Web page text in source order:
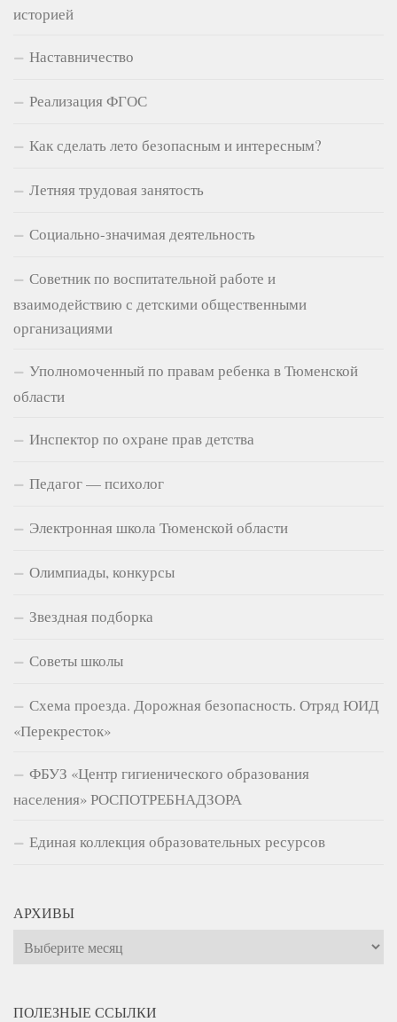
историей
Наставничество
Реализация ФГОС
Как сделать лето безопасным и интересным?
Летняя трудовая занятость
Социально-значимая деятельность
Советник по воспитательной работе и
взаимодействию с детскими общественными
организациями
Уполномоченный по правам ребенка в Тюменской
области
Инспектор по охране прав детства
Педагог — психолог
Электронная школа Тюменской области
Олимпиады, конкурсы
Звездная подборка
Советы школы
Схема проезда. Дорожная безопасность. Отряд ЮИД
«Перекресток»
ФБУЗ «Центр гигиенического образования
населения» РОСПОТРЕБНАДЗОРА
Единая коллекция образовательных ресурсов
АРХИВЫ
Архивы
ПОЛЕЗНЫЕ ССЫЛКИ